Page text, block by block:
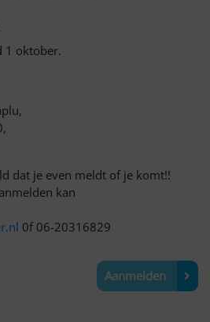
1 oktober.
dat je even meldt of je komt!!
kan
0f 06-20316829
Aanmelden